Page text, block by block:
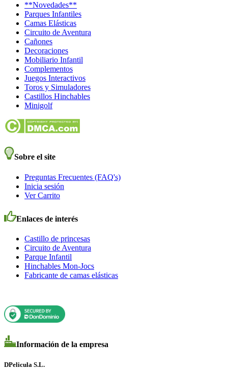
**Novedades**
Parques Infantiles
Camas Elásticas
Circuito de Aventura
Cañones
Decoraciones
Mobiliario Infantil
Complementos
Juegos Interactivos
Toros y Simuladores
Castillos Hinchables
Minigolf
Sobre el site
Preguntas Frecuentes (FAQ's)
Inicia sesión
Ver Carrito
Enlaces de interés
Castillo de princesas
Circuito de Aventura
Parque Infantil
Hinchables Mon-Jocs
Fabricante de camas elásticas
Información de la empresa
DPelicula S.L.